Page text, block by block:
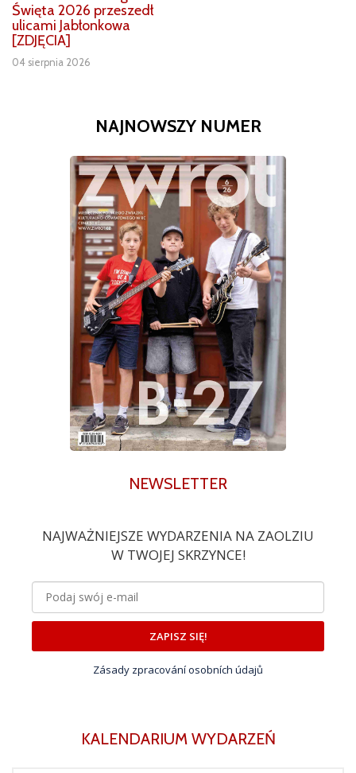
Święta 2026 przeszedł
ulicami Jabłonkowa
[ZDJĘCIA]
04 sierpnia 2026
NAJNOWSZY NUMER
NEWSLETTER
NAJWAŻNIEJSZE WYDARZENIA NA ZAOLZIU
W TWOJEJ SKRZYNCE!
ZAPISZ SIĘ!
Zásady zpracování osobních údajů
KALENDARIUM WYDARZEŃ